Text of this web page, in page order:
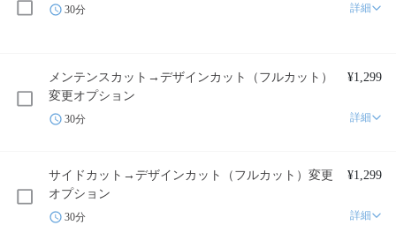
30分 詳細
メンテンスカット→デザインカット（フルカット）
変更オプション
¥1,299
30分 詳細
サイドカット→デザインカット（フルカット）変更
オプション
¥1,299
30分 詳細